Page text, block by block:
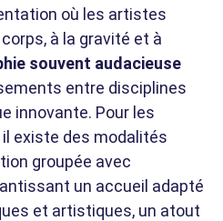
où les artistes
à la gravité et à
souvent audacieuse
entre disciplines
innovante. Pour les
existe des modalités
groupée avec
un accueil adapté
et artistiques, un atout